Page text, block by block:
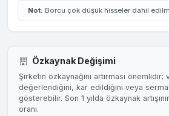
Not: Borcu çok düşük hisseler dahil
Özkaynak Değişimi
Şirketin özkaynağını artırması önemlidir;
değerlendiğini, kar edildiğini veya
gösterebilir. Son 1 yılda özkaynak
oranı.